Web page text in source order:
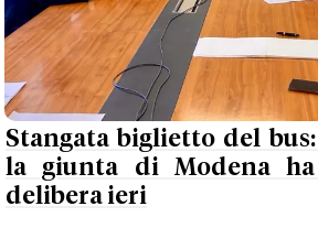
Stangata biglietto del
la giunta di Modena
delibera ieri